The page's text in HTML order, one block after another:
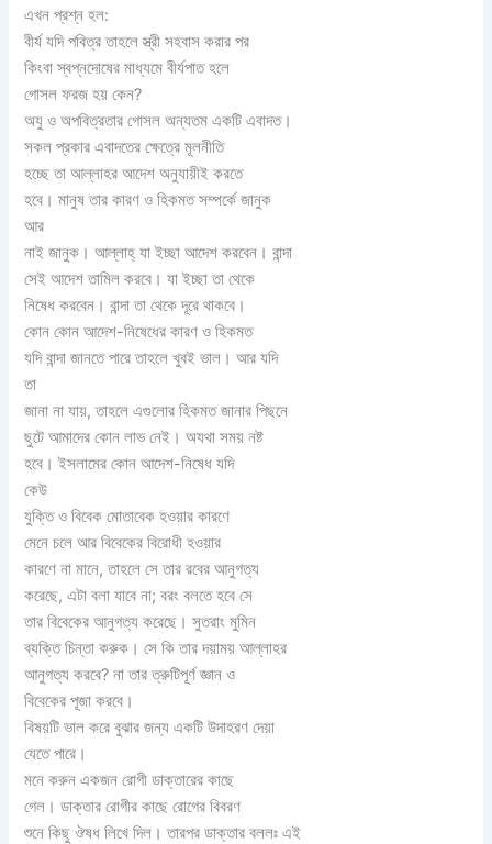
এখন প্রশ্ন হল:
বীর্য যদি পবিত্র তাহলে স্ত্রী সহবাস করার পর
কিংবা স্বপ্নদোষের মাধ্যমে বীর্যপাত হলে
গোসল ফরজ হয় কেন?
অযু ও অপবিত্রতার গোসল অন্যতম একটি এবাদত।
সকল প্রকার এবাদতের ক্ষেত্রে মূলনীতি
হচ্ছে তা আল্লাহর আদেশ অনুযায়ীই করতে
হবে। মানুষ তার কারণ ও হিকমত সম্পর্কে জানুক
আর
নাই জানুক। আল্লাহ্ যা ইচ্ছা আদেশ করবেন। বান্দা
সেই আদেশ তামিল করবে। যা ইচ্ছা তা থেকে
নিষেধ করবেন। বান্দা তা থেকে দূরে থাকবে।
কোন কোন আদেশ-নিষেধের কারণ ও হিকমত
যদি বান্দা জানতে পারে তাহলে খুবই ভাল। আর যদি
তা
জানা না যায়, তাহলে এগুলোর হিকমত জানার পিছনে
ছুটে আমাদের কোন লাভ নেই। অযথা সময় নষ্ট
হবে। ইসলামের কোন আদেশ-নিষেধ যদি
কেউ
যুক্তি ও বিবেক মোতাবেক হওয়ার কারণে
মেনে চলে আর বিবেকের বিরোধী হওয়ার
কারণে না মানে, তাহলে সে তার রবের আনুগত্য
করেছে, এটা বলা যাবে না; বরং বলতে হবে সে
তার বিবেকের আনুগত্য করেছে। সুতরাং মুমিন
ব্যক্তি চিন্তা করুক। সে কি তার দয়াময় আল্লাহর
আনুগত্য করবে? না তার ত্রুটিপূর্ণ জ্ঞান ও
বিবেকের পূজা করবে।
বিষয়টি ভাল করে বুঝার জন্য একটি উদাহরণ দেয়া
যেতে পারে।
মনে করুন একজন রোগী ডাক্তারের কাছে
গেল। ডাক্তার রোগীর কাছে রোগের বিবরণ
শুনে কিছু ঔষধ লিখে দিল। তারপর ডাক্তার বললঃ এই